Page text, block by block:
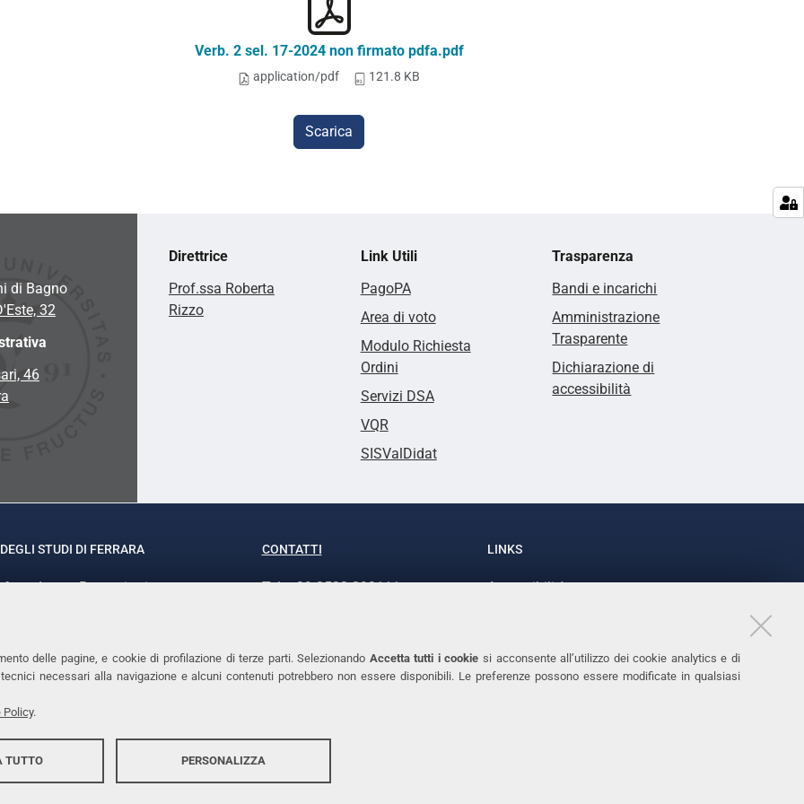
delle pagine, e cookie di profilazione di terze parti. Selezionando Accetta tutti i cookie si acconsente all’utilizzo dei cookie analytics e di
necessari alla navigazione e alcuni contenuti potrebbero non essere disponibili. Le preferenze possono essere modificate in qualsiasi
Policy.
TUTTO PERSONALIZZA
Verb. 2 sel. 17-2024 non firmato pdfa.pdf
application/pdf 121.8 KB
Scarica
di Bagno
32
46
Direttrice
Prof.ssa Roberta
Rizzo
Link Utili
PagoPA
Area di voto
Modulo Richiesta
Ordini
Servizi DSA
VQR
SISValDidat
Trasparenza
Bandi e incarichi
Amministrazione
Trasparente
Dichiarazione di
accessibilità
STUDI DI FERRARA
Laura Ramaciotti
CONTATTI
Tel. +39 0532 293111
LINKS
Accessibilità
Cookies